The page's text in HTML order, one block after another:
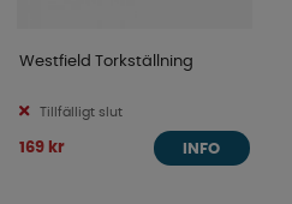
Westfield Torkställning
Tillfälligt slut
169 kr INFO